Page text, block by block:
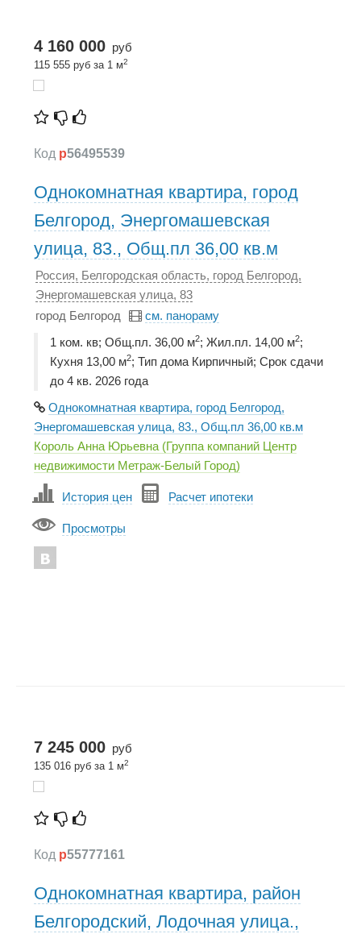
4 160 000 руб
115 555 руб за 1 м2
Код p56495539
Однокомнатная квартира, город
Белгород, Энергомашевская
улица, 83., Общ.пл 36,00 кв.м
Россия, Белгородская область, город Белгород,
Энергомашевская улица, 83
город Белгород
см. панораму
1 ком. кв; Общ.пл. 36,00 м2; Жил.пл. 14,00 м2;
Кухня 13,00 м2; Тип дома Кирпичный; Срок сдачи
до 4 кв. 2026 года
Однокомнатная квартира, город Белгород,
Энергомашевская улица, 83., Общ.пл 36,00 кв.м
Король Анна Юрьевна (Группа компаний Центр
недвижимости Метраж-Белый Город)
История цен Расчет ипотеки
Просмотры
7 245 000 руб
135 016 руб за 1 м2
Код p55777161
Однокомнатная квартира, район
Белгородский, Лодочная улица.,